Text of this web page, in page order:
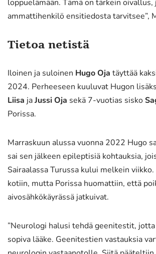
loppuelämään. Tämä on tärkein oivallus,
ammattihenkilö ensitiedosta tarvitsee”,
Tietoa netistä
Iloinen ja suloinen Hugo Oja täyttää
2024. Perheeseen kuuluvat Hugon
Liisa jaJussi Oja sekä 7-vuotias sisko
Porissa.
Marraskuun alussa vuonna 2022 Hugo
sai sen jälkeen epileptisiä kohtauksia,
Sairaalassa Turussa kului melkein
kotiin, mutta Porissa huomattiin, että
aivosähkökäyrässä jatkuivat.
”Neurologi halusi tehdä geenitestit,
sopiva lääke. Geenitestien vastauksia